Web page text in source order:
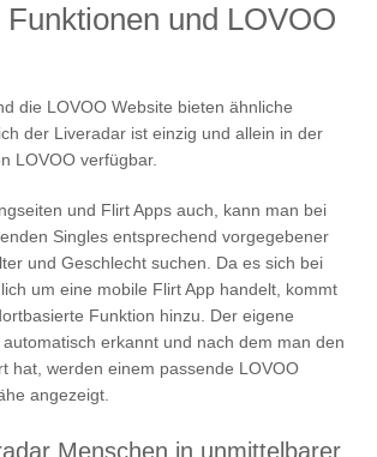
und LOVOO
die LOVOO Website bieten ähnliche
der Liveradar ist einzig und allein in der
LOVOO verfügbar.
und Flirt Apps auch, kann man bei
Singles entsprechend vorgegebener
und Geschlecht suchen. Da es sich bei
um eine mobile Flirt App handelt, kommt
Funktion hinzu. Der eigene
erkannt und nach dem man den
hat, werden einem passende LOVOO
angezeigt.
Menschen in unmittelbarer